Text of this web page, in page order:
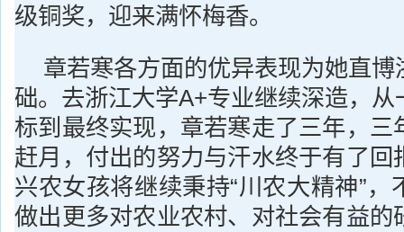
级铜奖，迎来满怀梅香。
章若寒各方面的优异表现为她直
础。去浙江大学A+专业继续深造，
标到最终实现，章若寒走了三年，三
赶月，付出的努力与汗水终于有了回
兴农女孩将继续秉持“川农大精神”，
做出更多对农业农村、对社会有益的